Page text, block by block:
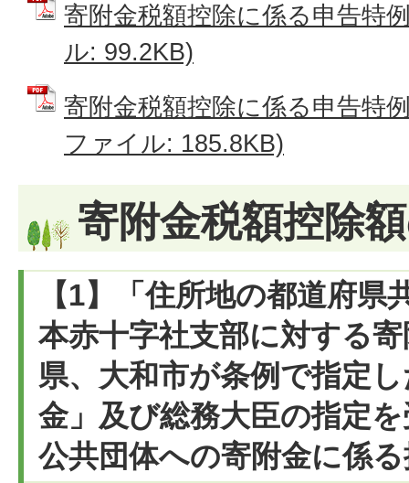
寄附金税額控除に係る申告特
ル: 99.2KB)
寄附金税額控除に係る申告特
ファイル: 185.8KB)
寄附金税額控除
【1】「住所地の都道府県
本赤十字社支部に対する
県、大和市が条例で指定
金」及び総務大臣の指定
公共団体への寄附金に係